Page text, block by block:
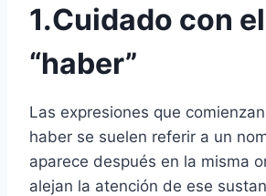
1.Cuidado con
“haber”
Las expresiones que
haber se suelen referir a un
aparece después en la misma
alejan la atención de ese